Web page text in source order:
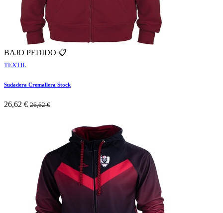
BAJO PEDIDO 📋
TEXTIL
Sudadera Cremallera Stock
26,62 € 26,62€